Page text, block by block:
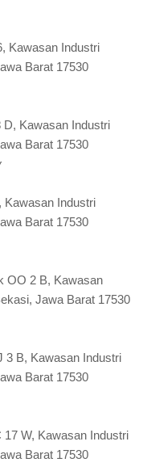
Kawasan Industri
Barat 17530
Kawasan Industri
Barat 17530
Kawasan Industri
Barat 17530
OO 2 B, Kawasan
Jawa Barat 17530
3 B, Kawasan Industri
Barat 17530
W, Kawasan Industri
Barat 17530